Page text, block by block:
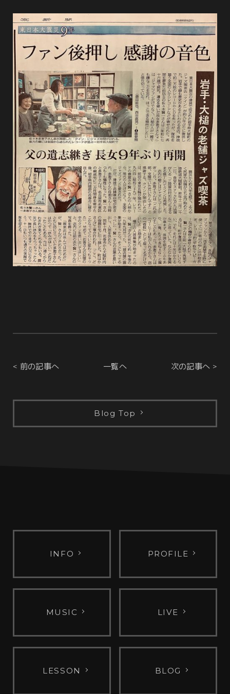
< 前の記事へ 一覧へ 次の記事へ >
Blog Top
INFO PROFILE
MUSIC LIVE
LESSON BLOG